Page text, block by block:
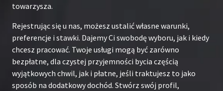
towarzysza.
Rejestrując się u nas, możesz ustalić własne warunki,
preferencje i stawki. Dajemy Ci swobodę wyboru, jak i kiedy
chcesz pracować. Twoje usługi mogą być zarówno
bezpłatne, dla czystej przyjemności bycia częścią
wyjątkowych chwil, jak i płatne, jeśli traktujesz to jako
sposób na dodatkowy dochód. Stwórz swój profil,